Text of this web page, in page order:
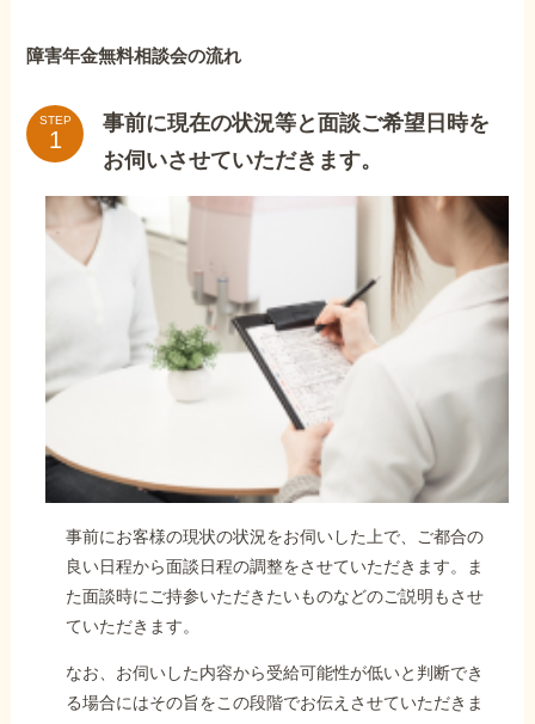
障害年金無料相談会の流れ
STEP
事前に現在の状況等と面談ご希望日時を
お伺いさせていただきます。
事前にお客様の現状の状況をお伺いした上で、ご都合の
良い日程から面談日程の調整をさせていただきます。ま
た面談時にご持参いただきたいものなどのご説明もさせ
ていただきます。
なお、お伺いした内容から受給可能性が低いと判断でき
る場合にはその旨をこの段階でお伝えさせていただきま